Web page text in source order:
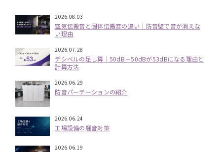
2026.08.03
空気伝搬音と固体伝搬音の違い｜防音壁で音が消えな
い理由
2026.07.28
デシベルの足し算｜50dB＋50dBが53dBになる理由と
計算方法
2026.06.29
防音パーテーションの紹介
2026.06.24
工場設備の騒音対策
2026.06.19